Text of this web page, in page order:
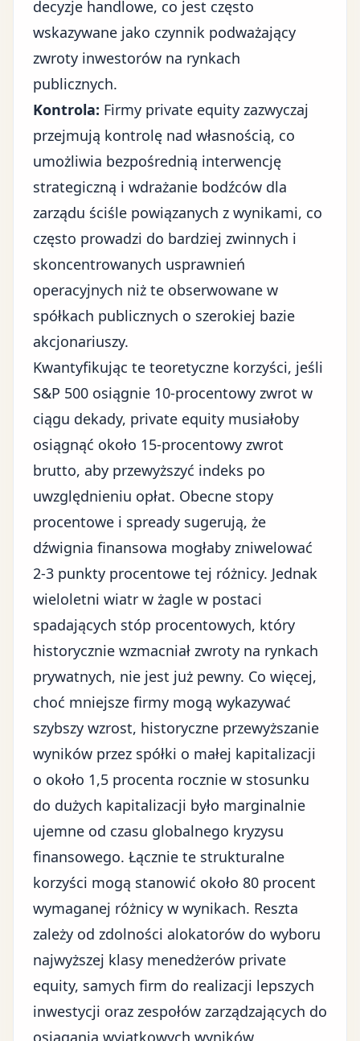
decyzje handlowe, co jest często
wskazywane jako czynnik podważający
zwroty inwestorów na rynkach
publicznych.
Kontrola: Firmy private equity zazwyczaj
przejmują kontrolę nad własnością, co
umożliwia bezpośrednią interwencję
strategiczną i wdrażanie bodźców dla
zarządu ściśle powiązanych z wynikami, co
często prowadzi do bardziej zwinnych i
skoncentrowanych usprawnień
operacyjnych niż te obserwowane w
spółkach publicznych o szerokiej bazie
akcjonariuszy.
Kwantyfikując te teoretyczne korzyści, jeśli
S&P 500 osiągnie 10-procentowy zwrot w
ciągu dekady, private equity musiałoby
osiągnąć około 15-procentowy zwrot
brutto, aby przewyższyć indeks po
uwzględnieniu opłat. Obecne stopy
procentowe i spready sugerują, że
dźwignia finansowa mogłaby zniwelować
2-3 punkty procentowe tej różnicy. Jednak
wieloletni wiatr w żagle w postaci
spadających stóp procentowych, który
historycznie wzmacniał zwroty na rynkach
prywatnych, nie jest już pewny. Co więcej,
choć mniejsze firmy mogą wykazywać
szybszy wzrost, historyczne przewyższanie
wyników przez spółki o małej kapitalizacji
o około 1,5 procenta rocznie w stosunku
do dużych kapitalizacji było marginalnie
ujemne od czasu globalnego kryzysu
finansowego. Łącznie te strukturalne
korzyści mogą stanowić około 80 procent
wymaganej różnicy w wynikach. Reszta
zależy od zdolności alokatorów do wyboru
najwyższej klasy menedżerów private
equity, samych firm do realizacji lepszych
inwestycji oraz zespołów zarządzających do
osiągania wyjątkowych wyników